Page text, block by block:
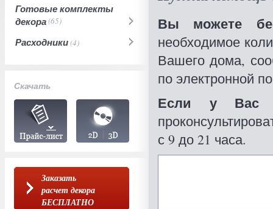
Готовые комплекты
декора(65)
Расходники(4)
Скачать
Заказать
расчет декора
БЕСПЛАТНО
Вы можете
необходимое
Вашего дома,
по электронной
Если у Вас
с 9 до 21 часа.